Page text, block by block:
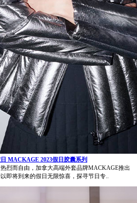
MACKAGE 2023假日胶囊系列
烈而自由，加拿大高端外套品牌MACKAGE推出
即将到来的假日无限惊喜，探寻节日专..